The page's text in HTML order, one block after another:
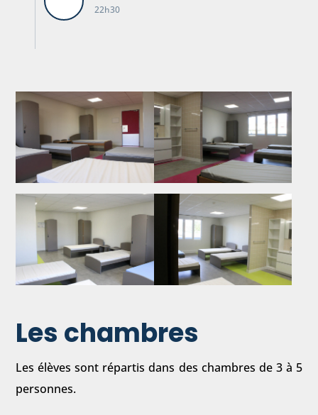
22h30
Les chambres
Les élèves sont répartis dans des chambres de 3 à 5
personnes.